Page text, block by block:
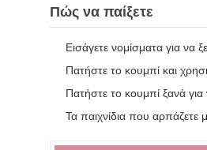
Πώς να παίξετε
Εισάγετε νομίσματα για να
Πατήστε το κουμπί και
Πατήστε το κουμπί ξανά για
Τα παιχνίδια που αρπάζετε